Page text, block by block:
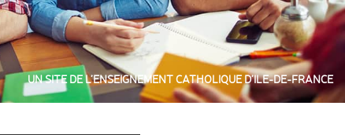
UN SITE DE L’ENSEIGNEMENT CATHOLIQUE D’ILE-DE-FRANCE